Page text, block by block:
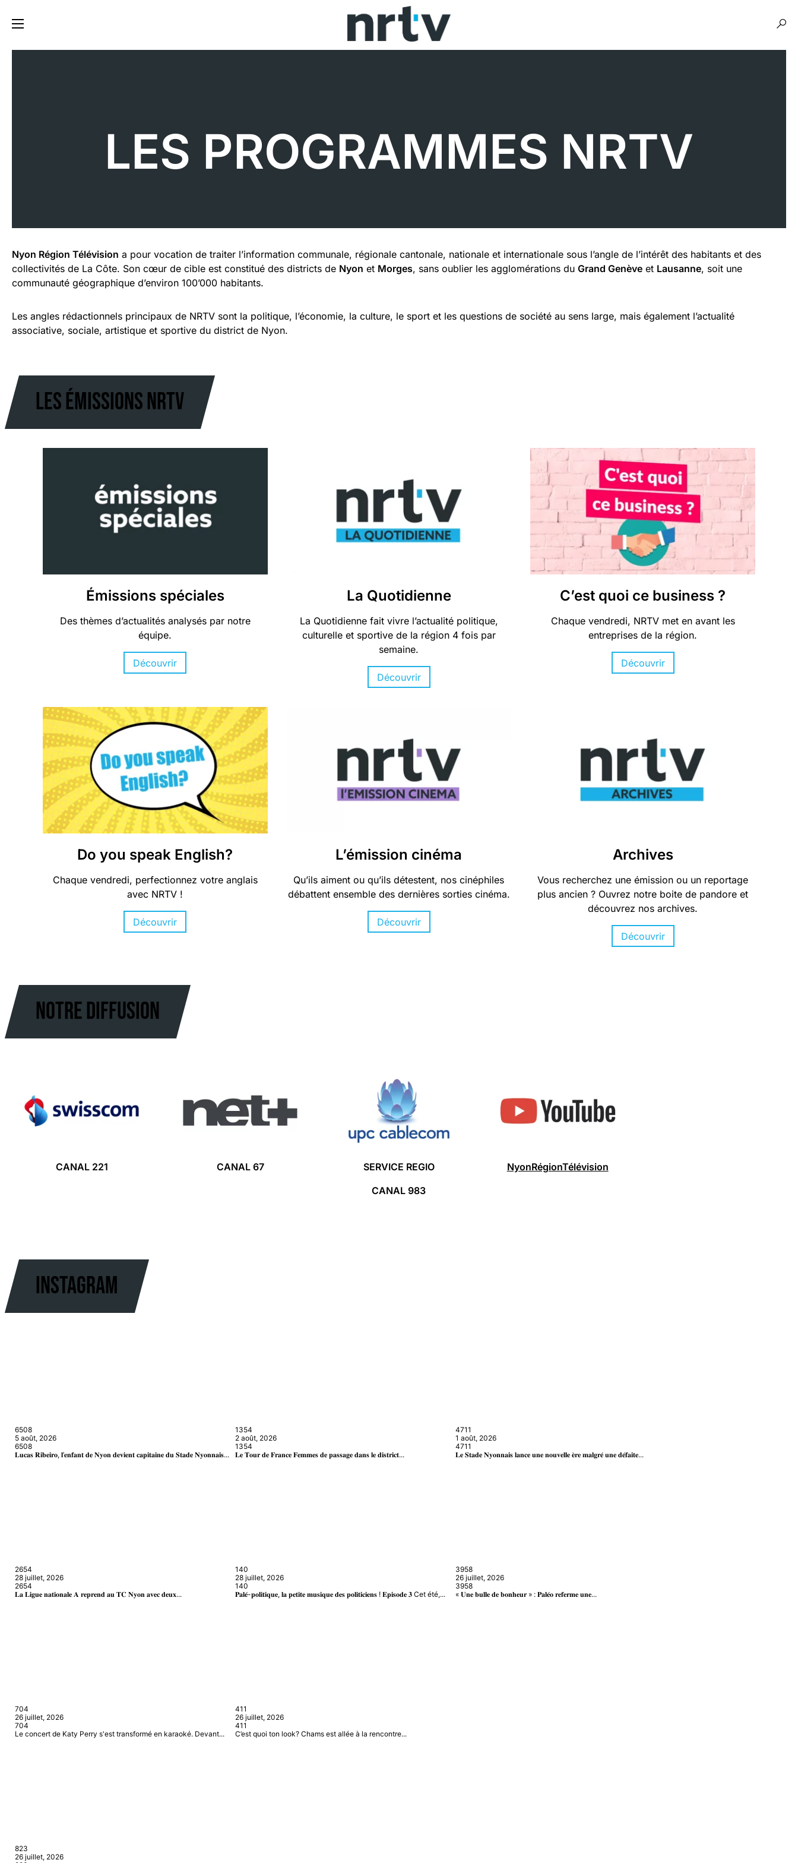
LES PROGRAMMES NRTV
Nyon Région Télévision a pour vocation de traiter l’information communale, régionale cantonale, nationale et internationale sous l’angle de l’intérêt des habitants et des
collectivités de La Côte. Son cœur de cible est constitué des districts de Nyon et Morges, sans oublier les agglomérations du Grand Genève et Lausanne, soit une
communauté géographique d’environ 100’000 habitants.
Les angles rédactionnels principaux de NRTV sont la politique, l’économie, la culture, le sport et les questions de société au sens large, mais également l’actualité
associative, sociale, artistique et sportive du district de Nyon.
les émissions nrtv
Émissions spéciales
Des thèmes d’actualités analysés par notre
équipe.
Découvrir
La Quotidienne
La Quotidienne fait vivre l’actualité politique,
culturelle et sportive de la région 4 fois par
semaine.
Découvrir
C’est quoi ce business ?
Chaque vendredi, NRTV met en avant les
entreprises de la région.
Découvrir
Do you speak English?
Chaque vendredi, perfectionnez votre anglais
avec NRTV !
Découvrir
L’émission cinéma
Qu’ils aiment ou qu’ils détestent, nos cinéphiles
débattent ensemble des dernières sorties cinéma.
Découvrir
Archives
Vous recherchez une émission ou un reportage
plus ancien ? Ouvrez notre boite de pandore et
découvrez nos archives.
Découvrir
NOTRE DIFFUSION
CANAL 221 CANAL 67
SERVICE REGIO
CANAL 983
NyonRégionTélévision
Instagram
6508
5 août, 2026
6508
𝐋𝐮𝐜𝐚𝐬 𝐑𝐢𝐛𝐞𝐢𝐫𝐨, 𝐥’𝐞𝐧𝐟𝐚𝐧𝐭 𝐝𝐞 𝐍𝐲𝐨𝐧 𝐝𝐞𝐯𝐢𝐞𝐧𝐭 𝐜𝐚𝐩𝐢𝐭𝐚𝐢𝐧𝐞 𝐝𝐮 𝐒𝐭𝐚𝐝𝐞 𝐍𝐲𝐨𝐧𝐧𝐚𝐢𝐬...
1354
2 août, 2026
1354
𝐋𝐞 𝐓𝐨𝐮𝐫 𝐝𝐞 𝐅𝐫𝐚𝐧𝐜𝐞 𝐅𝐞𝐦𝐦𝐞𝐬 𝐝𝐞 𝐩𝐚𝐬𝐬𝐚𝐠𝐞 𝐝𝐚𝐧𝐬 𝐥𝐞 𝐝𝐢𝐬𝐭𝐫𝐢𝐜𝐭...
4711
1 août, 2026
4711
𝐋𝐞 𝐒𝐭𝐚𝐝𝐞 𝐍𝐲𝐨𝐧𝐧𝐚𝐢𝐬 𝐥𝐚𝐧𝐜𝐞 𝐮𝐧𝐞 𝐧𝐨𝐮𝐯𝐞𝐥𝐥𝐞 𝐞̀𝐫𝐞 𝐦𝐚𝐥𝐠𝐫𝐞́ 𝐮𝐧𝐞 𝐝𝐞́𝐟𝐚𝐢𝐭𝐞...
2654
28 juillet, 2026
2654
𝐋𝐚 𝐋𝐢𝐠𝐮𝐞 𝐧𝐚𝐭𝐢𝐨𝐧𝐚𝐥𝐞 𝐀 𝐫𝐞𝐩𝐫𝐞𝐧𝐝 𝐚𝐮 𝐓𝐂 𝐍𝐲𝐨𝐧 𝐚𝐯𝐞𝐜 𝐝𝐞𝐮𝐱...
140
28 juillet, 2026
140
𝐏𝐚𝐥𝐞́-𝐩𝐨𝐥𝐢𝐭𝐢𝐪𝐮𝐞, 𝐥𝐚 𝐩𝐞𝐭𝐢𝐭𝐞 𝐦𝐮𝐬𝐢𝐪𝐮𝐞 𝐝𝐞𝐬 𝐩𝐨𝐥𝐢𝐭𝐢𝐜𝐢𝐞𝐧𝐬 ! 𝐄𝐩𝐢𝐬𝐨𝐝𝐞 𝟑 Cet été,...
3958
26 juillet, 2026
3958
« 𝐔𝐧𝐞 𝐛𝐮𝐥𝐥𝐞 𝐝𝐞 𝐛𝐨𝐧𝐡𝐞𝐮𝐫 » : 𝐏𝐚𝐥𝐞́𝐨 𝐫𝐞𝐟𝐞𝐫𝐦𝐞 𝐮𝐧𝐞...
704
26 juillet, 2026
704
Le concert de Katy Perry s'est transformé en karaoké. Devant...
411
26 juillet, 2026
411
C’est quoi ton look? Chams est allée à la rencontre...
823
26 juillet, 2026